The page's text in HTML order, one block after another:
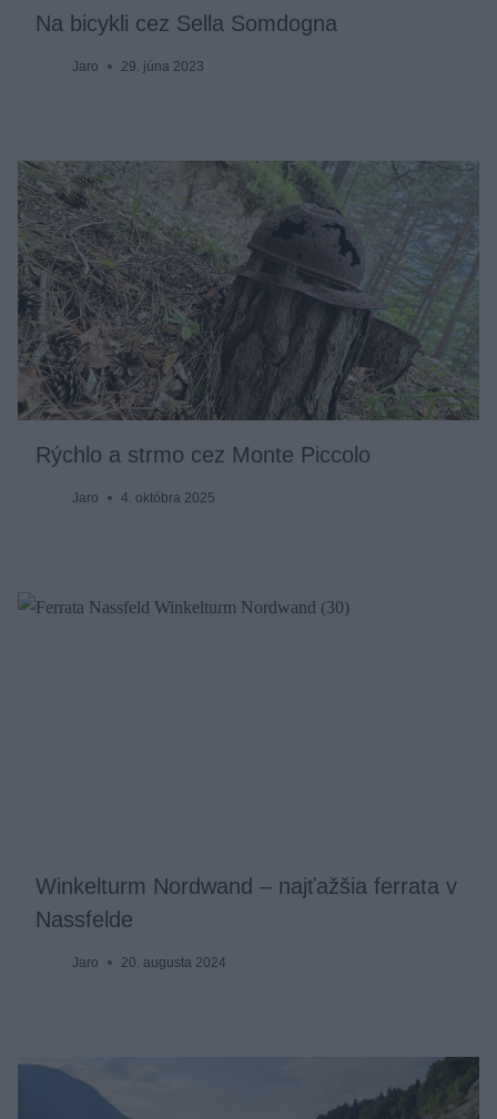
Na bicykli cez Sella Somdogna
Jaro 29. júna 2023
Rýchlo a strmo cez Monte Piccolo
Jaro 4. októbra 2025
Winkelturm Nordwand – najťažšia ferrata v
Nassfelde
Jaro 20. augusta 2024